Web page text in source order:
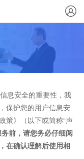
息安全的重要性，我
保护您的用户信息安
策》（以下或简称“声
前，请您务必仔细阅
在确认理解后使用相